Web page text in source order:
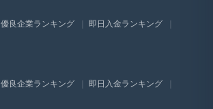
優良企業ランキング
即日入金ランキング
優良企業ランキング
即日入金ランキング